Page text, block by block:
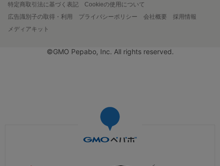
特定商取引法に基づく表記
Cookieの使用について
広告識別子の取得・利用
プライバシーポリシー 会社概要
採用情報
メディアキット
©GMO Pepabo, Inc. All rights reserved.